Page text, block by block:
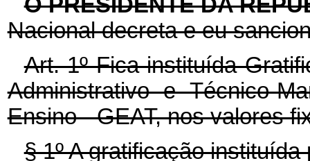
Nacional decreta e eu
Art. 1º Fica instituída
Administrativo e Técnico-
Ensino - GEAT, nos valores
§ 1º A gratificação